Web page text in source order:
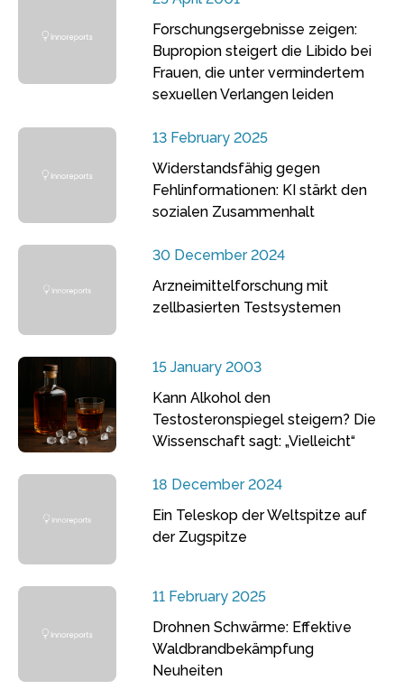
Forschungsergebnisse zeigen:
Bupropion steigert die Libido bei
Frauen, die unter vermindertem
sexuellen Verlangen leiden
13 February 2025
Widerstandsfähig gegen
Fehlinformationen: KI stärkt den
sozialen Zusammenhalt
30 December 2024
Arzneimittelforschung mit
zellbasierten Testsystemen
15 January 2003
Kann Alkohol den
Testosteronspiegel steigern? Die
Wissenschaft sagt: „Vielleicht“
18 December 2024
Ein Teleskop der Weltspitze auf
der Zugspitze
11 February 2025
Drohnen Schwärme: Effektive
Waldbrandbekämpfung
Neuheiten